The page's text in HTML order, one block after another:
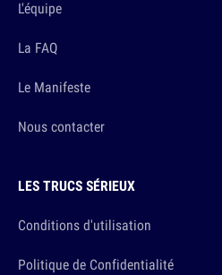
L'équipe
La FAQ
Le Manifeste
Nous contacter
LES TRUCS SÉRIEUX
Conditions d'utilisation
Politique de Confidentialité